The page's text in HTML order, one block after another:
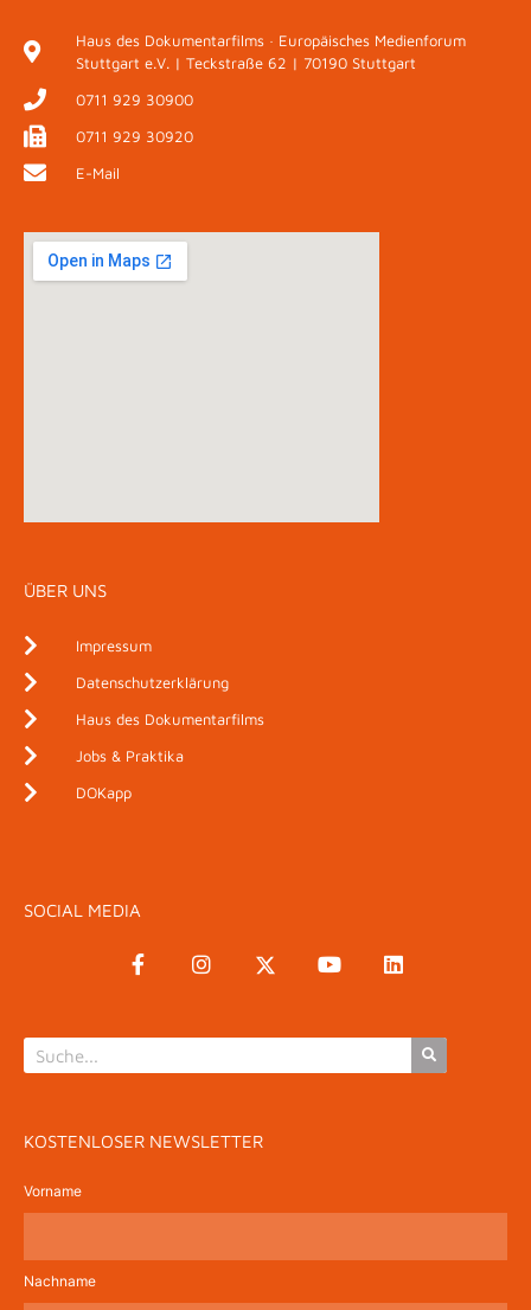
Haus des Dokumentarfilms · Europäisches Medienforum
Stuttgart e.V. | Teckstraße 62 | 70190 Stuttgart
0711 929 30900
0711 929 30920
E-Mail
ÜBER UNS
Impressum
Datenschutzerklärung
Haus des Dokumentarfilms
Jobs & Praktika
DOKapp
SOCIAL MEDIA
KOSTENLOSER NEWSLETTER
Vorname
Nachname